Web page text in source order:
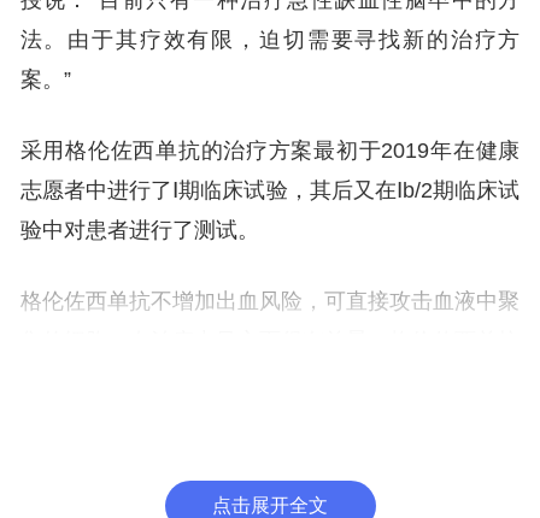
法。由于其疗效有限，迫切需要寻找新的治疗方
案。”
采用格伦佐西单抗的治疗方案最初于2019年在健康
志愿者中进行了Ⅰ期临床试验，其后又在Ⅰb/2期临床试
验中对患者进行了测试。
格伦佐西单抗不增加出血风险，可直接攻击血液中聚
异性地结合在血小板表面，抗体阻止它们在已形成的
点击展开全文